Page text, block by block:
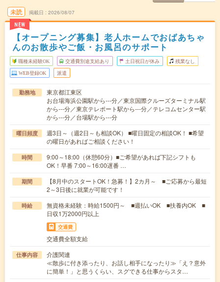
未読
NEW
掲載日 2026/08/07
【オープニング募集】老人ホームでおばあちゃ
んのお散歩やご飯・お風呂のサポート
職種未経験OK 交通費別途支給あり 土日祝日が休み 残業なし
WEB登録OK 派遣
勤務地
東京都江東区
お台場海浜公園駅から---分／東京国際クルーズターミナル駅
から---分／東京テレポート駅から---分／テレコムセンター駅
から---分／台場駅から---分
曜日頻度
週3日～（週2日～も相談OK） ■曜日固定の相談OK！ ■希望
の曜日があればご相談ください！
時間
9:00～18:00（休憩60分）■ご希望があれば下記シフトも
OK！早番 7:00～16:00遅番 …
期間
【8月中のスタートOK！急募！】2カ月～ ■ご応募から最短
2～3日後に就業が可能です！
時給
無資格未経験：時給1500円～ ■週払いOK ■扶養内OK ■
日収1万2000円以上
交通費
交通費全額支給
仕事内容
介護関連
≪散歩に付き添ったり、お話し相手になったり≫「え？意外
に簡単！」と思うくらい、スグできる仕事からスタ…